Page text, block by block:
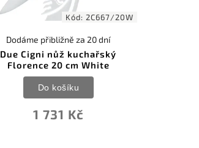
Kód:2C667/20W
Due Cigni nůž kuchařský
Florence 20 cm White
Dodáme přibližně za 20 dní
1 731 Kč
Do košíku